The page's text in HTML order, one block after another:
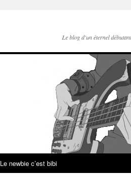
Le blog d'un éternel débutant
Le newbie c’est bibi